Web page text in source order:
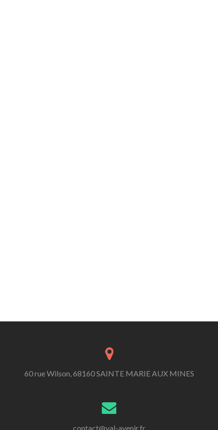
60 rue Wilson, 68160 SAINTE MARIE AUX MINES
contact@val-avenir.fr